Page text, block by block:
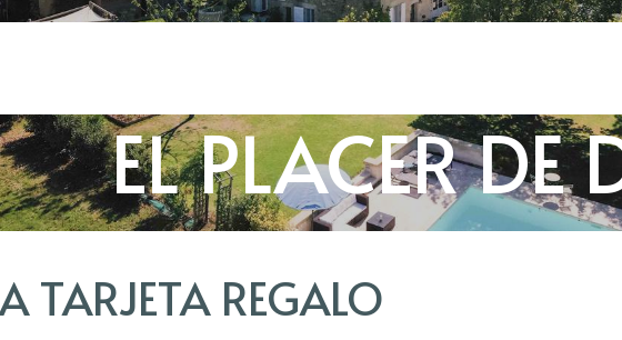
EL PLACER DE
TARJETA REGALO